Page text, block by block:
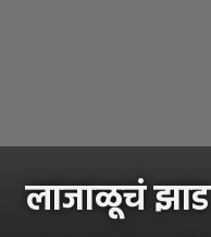
लाजाळूचं झाड